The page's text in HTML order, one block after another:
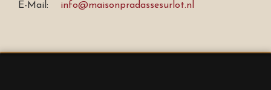
E-Mail: info@maisonpradassesurlot.nl